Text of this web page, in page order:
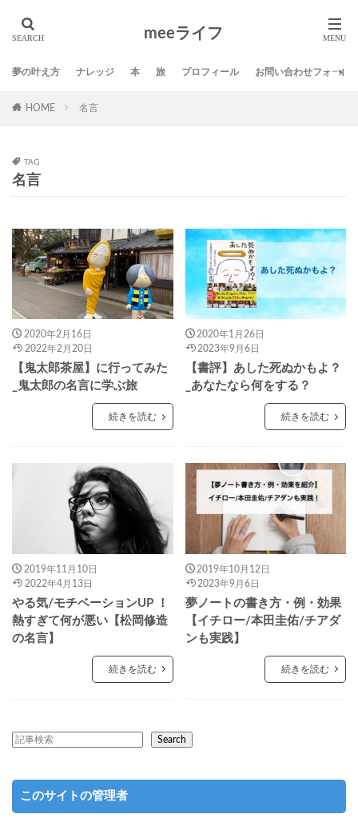
meeライフ
夢の叶え方 ナレッジ 本 旅 プロフィール お問い合わせフォーム
HOME 名言
TAG
名言
2020年2月16日
2022年2月20日
【鬼太郎茶屋】に行ってみた
_鬼太郎の名言に学ぶ旅
続きを読む
2020年1月26日
2023年9月6日
【書評】あした死ぬかもよ？
_あなたなら何をする？
続きを読む
2019年11月10日
2022年4月13日
やる気/モチベーションUP ！
熱すぎて何が悪い【松岡修造
の名言】
続きを読む
2019年10月12日
2023年9月6日
夢ノートの書き方・例・効果
【イチロー/本田圭佑/チアダ
ンも実践】
続きを読む
Search
このサイトの管理者
タグ
DMM英会話 SNS
スポンサー ブログ ミニマリスト ライフ
夢の叶え方